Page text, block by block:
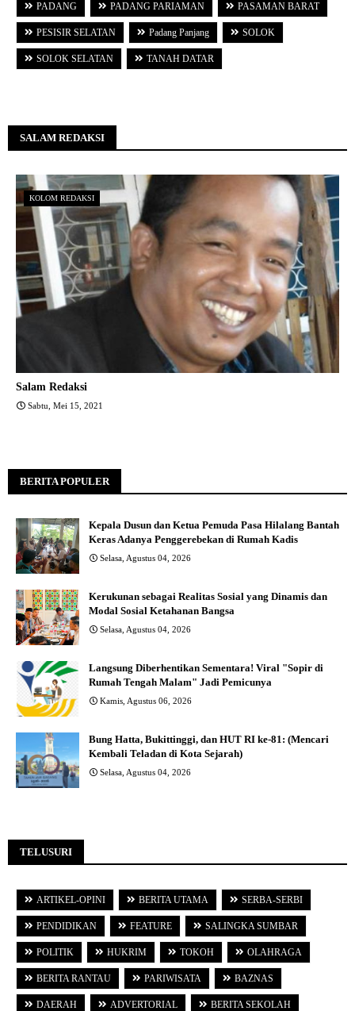
PADANG PADANG PARIAMAN PASAMAN BARAT
PESISIR SELATAN Padang Panjang SOLOK
SOLOK SELATAN TANAH DATAR
SALAM REDAKSI
KOLOM REDAKSI
Salam Redaksi
Sabtu, Mei 15, 2021
BERITA POPULER
Kepala Dusun dan Ketua Pemuda Pasa Hilalang Bantah
Keras Adanya Penggerebekan di Rumah Kadis
Selasa, Agustus 04, 2026
Kerukunan sebagai Realitas Sosial yang Dinamis dan
Modal Sosial Ketahanan Bangsa
Selasa, Agustus 04, 2026
Langsung Diberhentikan Sementara! Viral "Sopir di
Rumah Tengah Malam" Jadi Pemicunya
Kamis, Agustus 06, 2026
Bung Hatta, Bukittinggi, dan HUT RI ke-81: (Mencari
Kembali Teladan di Kota Sejarah)
Selasa, Agustus 04, 2026
TELUSURI
ARTIKEL-OPINI BERITA UTAMA SERBA-SERBI
PENDIDIKAN FEATURE SALINGKA SUMBAR
POLITIK HUKRIM TOKOH OLAHRAGA
BERITA RANTAU PARIWISATA BAZNAS
DAERAH ADVERTORIAL BERITA SEKOLAH